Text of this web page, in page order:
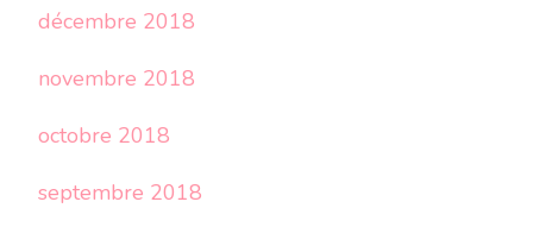
décembre 2018
novembre 2018
octobre 2018
septembre 2018